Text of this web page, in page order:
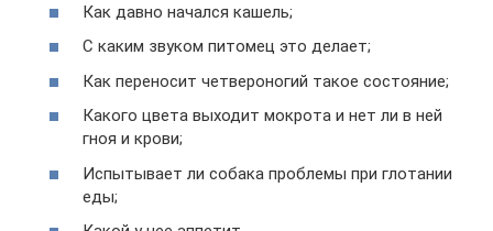
Как давно начался кашель;
С каким звуком питомец это делает;
Как переносит четвероногий такое состояние;
Какого цвета выходит мокрота и нет ли в ней
гноя и крови;
Испытывает ли собака проблемы при глотании
еды;